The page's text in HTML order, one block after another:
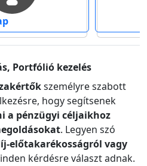
Portfólió kezelés
személyre szabott
hogy segítsenek
a pénzügyi céljaikhoz
. Legyen szó
előtakarékosságról vagy
kérdésre választ adnak.